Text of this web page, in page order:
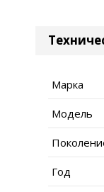
Марка
Модель
Год